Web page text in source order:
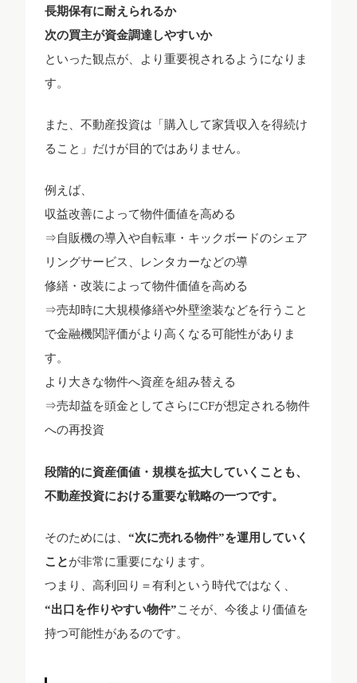
長期保有に耐えられるか
次の買主が資金調達しやすいか
といった観点が、より重要視されるようになりま
す。
また、不動産投資は「購入して家賃収入を得続け
ること」だけが目的ではありません。
例えば、
収益改善によって物件価値を高める
⇒自販機の導入や自転車・キックボードのシェア
リングサービス、レンタカーなどの導
修繕・改装によって物件価値を高める
⇒売却時に大規模修繕や外壁塗装などを行うこと
で金融機関評価がより高くなる可能性がありま
す。
より大きな物件へ資産を組み替える
⇒売却益を頭金としてさらにCFが想定される物件
への再投資
段階的に資産価値・規模を拡大していくことも、
不動産投資における重要な戦略の一つです。
そのためには、 “次に売れる物件”を運用していく
ことが非常に重要になります。
つまり、高利回り＝有利という時代ではなく、
“出口を作りやすい物件”こそが、今後より価値を
持つ可能性があるのです。